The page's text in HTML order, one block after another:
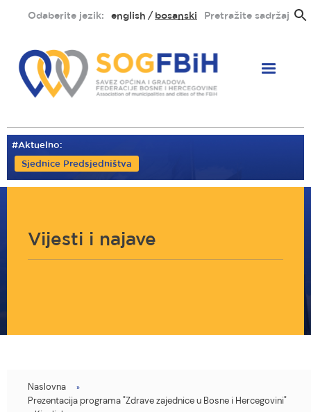
sadržaj
Odaberite jezik: english bosanski Pretražite sadržaj
#Aktuelno:
Sjednice Predsjedništva
Vijesti i najave
You
Naslovna
Prezentacija programa "Zdrave zajednice u Bosne i Hercegovini"